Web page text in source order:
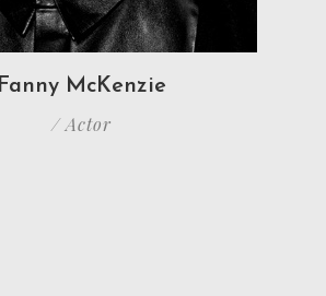
Fanny McKenzie
/ Actor